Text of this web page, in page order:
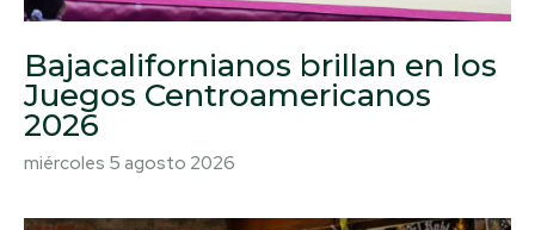
Bajacalifornianos brillan en los
Juegos Centroamericanos
2026
miércoles 5 agosto 2026